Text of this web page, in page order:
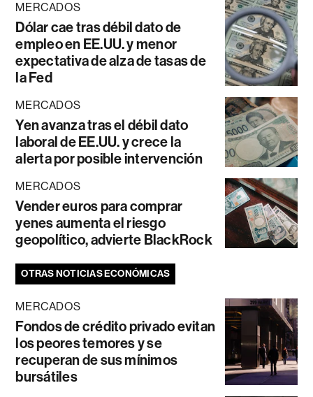
MERCADOS
Dólar cae tras débil dato de
empleo en EE.UU. y menor
expectativa de alza de tasas de
la Fed
MERCADOS
Yen avanza tras el débil dato
laboral de EE.UU. y crece la
alerta por posible intervención
MERCADOS
Vender euros para comprar
yenes aumenta el riesgo
geopolítico, advierte BlackRock
OTRAS NOTICIAS ECONÓMICAS
MERCADOS
Fondos de crédito privado evitan
los peores temores y se
recuperan de sus mínimos
bursátiles